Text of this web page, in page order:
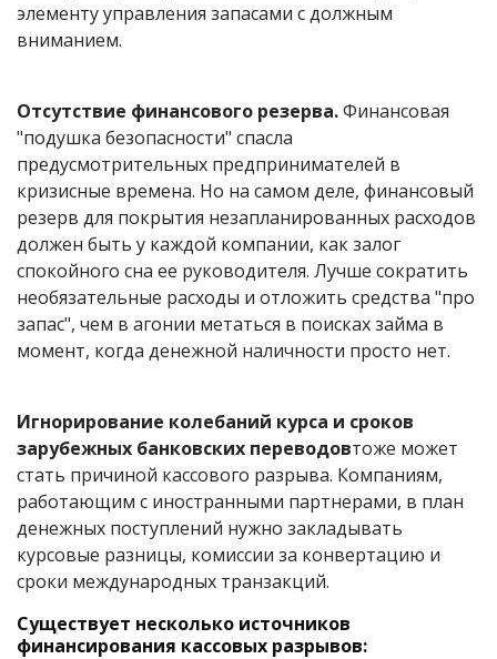
элементу управления запасами с должным
вниманием.
Отсутствие финансового резерва.Финансовая
"подушка безопасности" спасла
предусмотрительных предпринимателей в
кризисные времена. Но на самом деле, финансовый
резерв для покрытия незапланированных расходов
должен быть у каждой компании, как залог
спокойного сна ее руководителя. Лучше сократить
необязательные расходы и отложить средства "про
запас", чем в агонии метаться в поисках займа в
момент, когда денежной наличности просто нет.
Игнорирование колебаний курса и сроков
зарубежных банковских переводовтоже может
стать причиной кассового разрыва. Компаниям,
работающим с иностранными партнерами, в план
денежных поступлений нужно закладывать
курсовые разницы, комиссии за конвертацию и
сроки международных транзакций.
Существует несколько источников
финансирования кассовых разрывов: